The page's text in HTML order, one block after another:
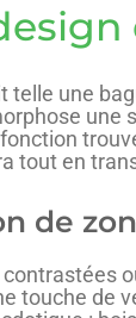
telle une
une
tout en
de
contrastées
touche de